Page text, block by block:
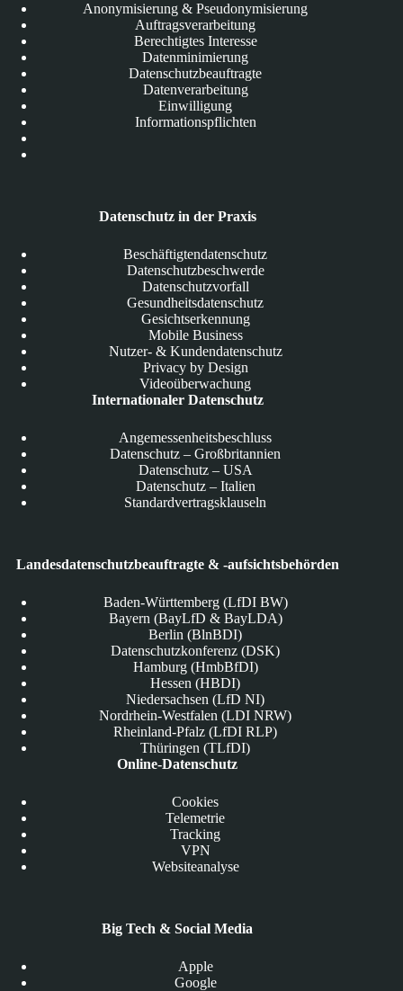
Anonymisierung & Pseudonymisierung
Auftragsverarbeitung
Berechtigtes Interesse
Datenminimierung
Datenschutzbeauftragte
Datenverarbeitung
Einwilligung
Informationspflichten
Datenschutz in der Praxis
Beschäftigtendatenschutz
Datenschutzbeschwerde
Datenschutzvorfall
Gesundheitsdatenschutz
Gesichtserkennung
Mobile Business
Nutzer- & Kundendatenschutz
Privacy by Design
Videoüberwachung
Internationaler Datenschutz
Angemessenheitsbeschluss
Datenschutz – Großbritannien
Datenschutz – USA
Datenschutz – Italien
Standardvertragsklauseln
Landesdatenschutzbeauftragte & -aufsichtsbehörden
Baden-Württemberg (LfDI BW)
Bayern (BayLfD & BayLDA)
Berlin (BlnBDI)
Datenschutzkonferenz (DSK)
Hamburg (HmbBfDI)
Hessen (HBDI)
Niedersachsen (LfD NI)
Nordrhein-Westfalen (LDI NRW)
Rheinland-Pfalz (LfDI RLP)
Thüringen (TLfDI)
Online-Datenschutz
Cookies
Telemetrie
Tracking
VPN
Websiteanalyse
Big Tech & Social Media
Apple
Google